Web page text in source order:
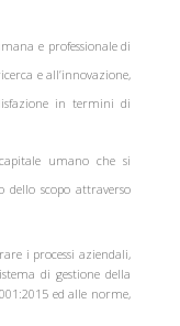
e professionale di
e all’innovazione,
in termini di
umano che si
scopo attraverso
i processi aziendali,
di gestione della
ed alle norme,